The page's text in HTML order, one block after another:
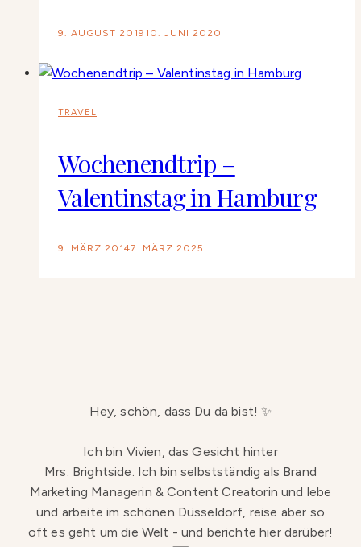
9. AUGUST 2019 10. JUNI 2020
TRAVEL
Wochenendtrip –
Valentinstag in Hamburg
9. MÄRZ 20147. MÄRZ 2025
Hey, schön, dass Du da bist! ✨
Ich bin Vivien, das Gesicht hinter
Mrs. Brightside. Ich bin selbstständig als Brand
Marketing Managerin & Content Creatorin und lebe
und arbeite im schönen Düsseldorf, reise aber so
oft es geht um die Welt - und berichte hier darüber!